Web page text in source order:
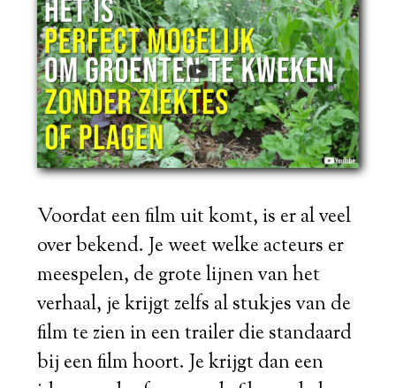
Voordat een film uit komt, is er al veel
over bekend. Je weet welke acteurs er
meespelen, de grote lijnen van het
verhaal, je krijgt zelfs al stukjes van de
film te zien in een trailer die standaard
bij een film hoort. Je krijgt dan een